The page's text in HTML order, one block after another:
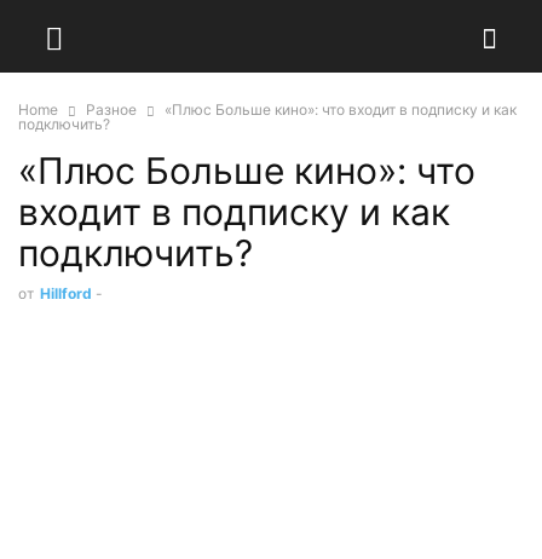
Home Разное
«Плюс Больше кино»: что входит в подписку и как
подключить?
«Плюс Больше кино»: что
входит в подписку и как
подключить?
от Hillford -